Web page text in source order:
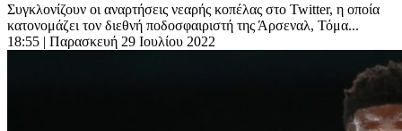
Συγκλονίζουν οι αναρτήσεις νεαρής κοπέλας στο Twitter, η οποία
κατονομάζει τον διεθνή ποδοσφαιριστή της Άρσεναλ, Τόμα...
18:55 | Παρασκευή 29 Ιουλίου 2022